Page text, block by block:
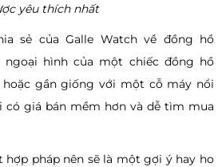
yêu thích nhất
sẻ của Galle Watch về đồng hồ
ngoại hình của một chiếc đồng hồ
gần giống với một cỗ máy nổi
có giá bán mềm hơn và dễ tìm mua
hợp pháp nên sẽ là một gợi ý hay ho